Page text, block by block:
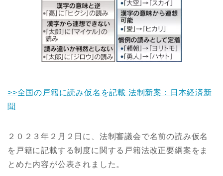
>>全国の戸籍に読み仮名を記載 法制新案：日本経済新
聞
２０２３年２月２日に、法制審議会で名前の読み仮名
を戸籍に記載する制度に関する戸籍法改正要綱案をま
とめた内容が公表されました。